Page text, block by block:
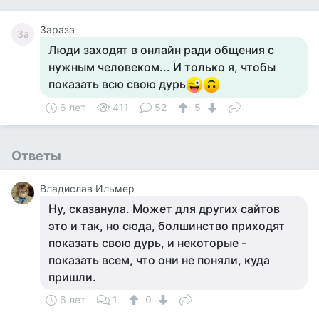
За Зараза
Люди заходят в онлайн ради общения с
нужным человеком... И только я, чтобы
показать всю свою дурь
6 лет 411 52 5
Ответы
Владислав Ильмер
Ну, сказанула. Может для других сайтов
это и так, но сюда, болшинство приходят
показать свою дурь, и некоторые -
показать всем, что они не поняли, куда
пришли.
6 лет 1 0